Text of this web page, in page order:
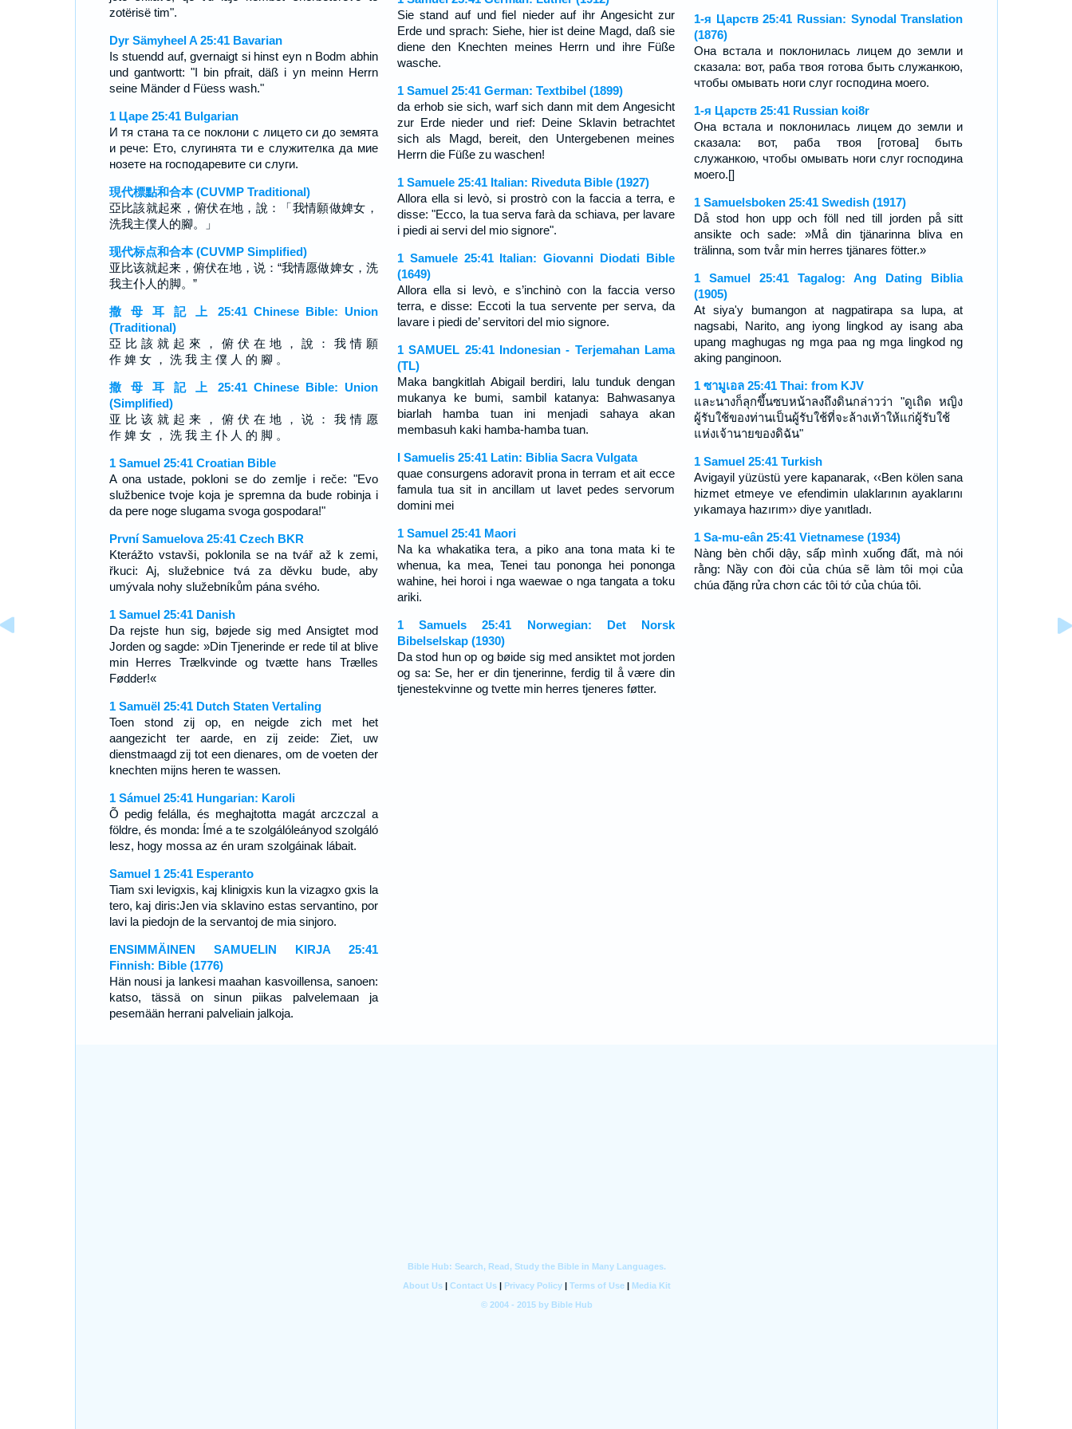
zotërisë tim".
Dyr Sämyheel A 25:41 Bavarian
Is stuendd auf, gvernaigt si hinst eyn n Bodm abhin
und gantwortt: "I bin pfrait, däß i yn meinn Herrn
seine Mänder d Füess wash."
1 Царе 25:41 Bulgarian
И тя стана та се поклони с лицето си до земята
и рече: Ето, слугинята ти е служителка да мие
нозете на господаревите си слуги.
現代標點和合本 (CUVMP Traditional)
亞比該就起來，俯伏在地，說：「我情願做婢女，
洗我主僕人的腳。」
现代标点和合本 (CUVMP Simplified)
亚比该就起来，俯伏在地，说：“我情愿做婢女，洗
我主仆人的脚。”
撒 母 耳 記 上 25:41 Chinese Bible: Union
(Traditional)
亞 比 該 就 起 來 ， 俯 伏 在 地 ， 說 ： 我 情 願
作 婢 女 ， 洗 我 主 僕 人 的 腳 。
撒 母 耳 記 上 25:41 Chinese Bible: Union
(Simplified)
亚 比 该 就 起 来 ， 俯 伏 在 地 ， 说 ： 我 情 愿
作 婢 女 ， 洗 我 主 仆 人 的 脚 。
1 Samuel 25:41 Croatian Bible
A ona ustade, pokloni se do zemlje i reče: "Evo
službenice tvoje koja je spremna da bude robinja i
da pere noge slugama svoga gospodara!"
První Samuelova 25:41 Czech BKR
Kterážto vstavši, poklonila se na tvář až k zemi,
řkuci: Aj, služebnice tvá za děvku bude, aby
umývala nohy služebníkům pána svého.
1 Samuel 25:41 Danish
Da rejste hun sig, bøjede sig med Ansigtet mod
Jorden og sagde: »Din Tjenerinde er rede til at blive
min Herres Trælkvinde og tvætte hans Trælles
Fødder!«
1 Samuël 25:41 Dutch Staten Vertaling
Toen stond zij op, en neigde zich met het
aangezicht ter aarde, en zij zeide: Ziet, uw
dienstmaagd zij tot een dienares, om de voeten der
knechten mijns heren te wassen.
1 Sámuel 25:41 Hungarian: Karoli
Õ pedig felálla, és meghajtotta magát arczczal a
földre, és monda: Ímé a te szolgálóleányod szolgáló
lesz, hogy mossa az én uram szolgáinak lábait.
Samuel 1 25:41 Esperanto
Tiam sxi levigxis, kaj klinigxis kun la vizagxo gxis la
tero, kaj diris:Jen via sklavino estas servantino, por
lavi la piedojn de la servantoj de mia sinjoro.
ENSIMMÄINEN SAMUELIN KIRJA 25:41
Finnish: Bible (1776)
Hän nousi ja lankesi maahan kasvoillensa, sanoen:
katso, tässä on sinun piikas palvelemaan ja
pesemään herrani palveliain jalkoja.
Sie stand auf und fiel nieder auf ihr Angesicht zur
Erde und sprach: Siehe, hier ist deine Magd, daß sie
diene den Knechten meines Herrn und ihre Füße
wasche.
1 Samuel 25:41 German: Textbibel (1899)
da erhob sie sich, warf sich dann mit dem Angesicht
zur Erde nieder und rief: Deine Sklavin betrachtet
sich als Magd, bereit, den Untergebenen meines
Herrn die Füße zu waschen!
1 Samuele 25:41 Italian: Riveduta Bible (1927)
Allora ella si levò, si prostrò con la faccia a terra, e
disse: "Ecco, la tua serva farà da schiava, per lavare
i piedi ai servi del mio signore".
1 Samuele 25:41 Italian: Giovanni Diodati Bible
(1649)
Allora ella si levò, e s’inchinò con la faccia verso
terra, e disse: Eccoti la tua servente per serva, da
lavare i piedi de’ servitori del mio signore.
1 SAMUEL 25:41 Indonesian - Terjemahan Lama
(TL)
Maka bangkitlah Abigail berdiri, lalu tunduk dengan
mukanya ke bumi, sambil katanya: Bahwasanya
biarlah hamba tuan ini menjadi sahaya akan
membasuh kaki hamba-hamba tuan.
I Samuelis 25:41 Latin: Biblia Sacra Vulgata
quae consurgens adoravit prona in terram et ait ecce
famula tua sit in ancillam ut lavet pedes servorum
domini mei
1 Samuel 25:41 Maori
Na ka whakatika tera, a piko ana tona mata ki te
whenua, ka mea, Tenei tau pononga hei pononga
wahine, hei horoi i nga waewae o nga tangata a toku
ariki.
1 Samuels 25:41 Norwegian: Det Norsk
Bibelselskap (1930)
Da stod hun op og bøide sig med ansiktet mot jorden
og sa: Se, her er din tjenerinne, ferdig til å være din
tjenestekvinne og tvette min herres tjeneres føtter.
1-я Царств 25:41 Russian: Synodal Translation
(1876)
Она встала и поклонилась лицем до земли и
сказала: вот, раба твоя готова быть служанкою,
чтобы омывать ноги слуг господина моего.
1-я Царств 25:41 Russian koi8r
Она встала и поклонилась лицем до земли и
сказала: вот, раба твоя [готова] быть
служанкою, чтобы омывать ноги слуг господина
моего.[]
1 Samuelsboken 25:41 Swedish (1917)
Då stod hon upp och föll ned till jorden på sitt
ansikte och sade: »Må din tjänarinna bliva en
trälinna, som tvår min herres tjänares fötter.»
1 Samuel 25:41 Tagalog: Ang Dating Biblia
(1905)
At siya'y bumangon at nagpatirapa sa lupa, at
nagsabi, Narito, ang iyong lingkod ay isang aba
upang maghugas ng mga paa ng mga lingkod ng
aking panginoon.
1 ซามูเอล 25:41 Thai: from KJV
และนางก็ลุกขึ้นซบหน้าลงถึงดินกล่าวว่า "ดูเถิด หญิง
ผู้รับใช้ของท่านเป็นผู้รับใช้ที่จะล้างเท้าให้แก่ผู้รับใช้
แห่งเจ้านายของดิฉัน"
1 Samuel 25:41 Turkish
Avigayil yüzüstü yere kapanarak, ‹‹Ben kölen sana
hizmet etmeye ve efendimin ulaklarının ayaklarını
yıkamaya hazırım›› diye yanıtladı.
1 Sa-mu-eân 25:41 Vietnamese (1934)
Nàng bèn chổi dậy, sấp mình xuống đất, mà nói
rằng: Nầy con đòi của chúa sẽ làm tôi mọi của
chúa đặng rửa chơn các tôi tớ của chúa tôi.